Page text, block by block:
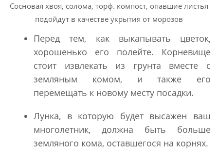
Сосновая хвоя, солома, торф. компост, опавшие листья
подойдут в качестве укрытия от морозов
Перед тем, как выкапывать цветок,
хорошенько его полейте. Корневище
стоит извлекать из грунта вместе с
земляным комом, и также его
перемещать к новому месту посадки.
Лунка, в которую будет высажен ваш
многолетник, должна быть больше
земляного кома, оставшегося на корнях.